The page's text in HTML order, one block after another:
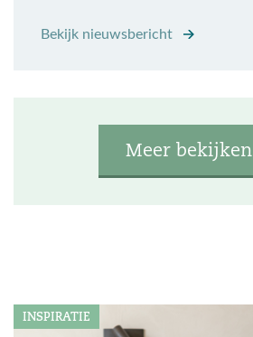
Bekijk nieuwsbericht
Meer bekijken
INSPIRATIE